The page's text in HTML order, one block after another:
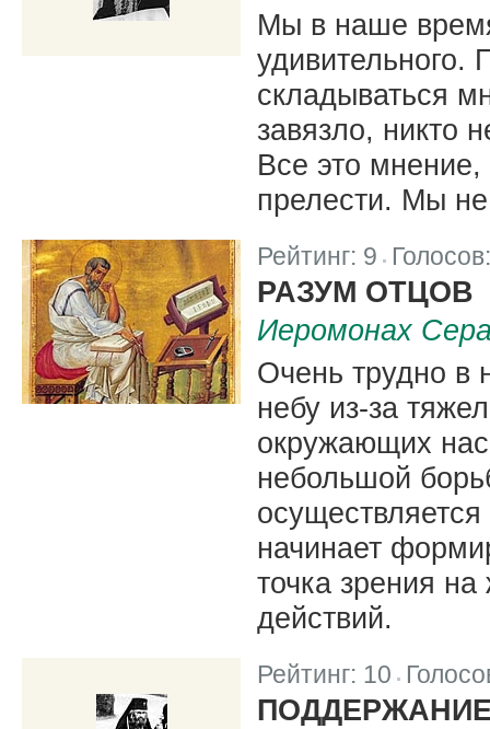
Мы в наше
удивительного.
складываться
завязло, никто
Все это
прелести. Мы
Рейтинг: 9 |
РАЗУМ ОТЦОВ
Иеромонах
Очень трудно в
небу из-за
окружающих
небольшой
начинает
точка зрения
действий.
Рейтинг: 10 |